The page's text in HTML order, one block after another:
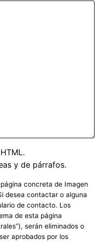
y de párrafos.
concreta de Imagen
desea contactar o alguna
de contacto. Los
de esta página
serán eliminados o
aprobados por los